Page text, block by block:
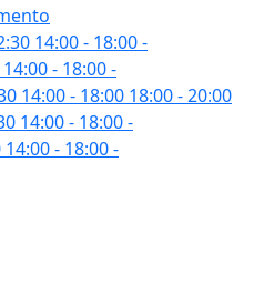
14:00 - 18:00-
14:00 - 18:00-
14:00 - 18:00 18:00 - 20:00
14:00 - 18:00-
14:00 - 18:00-